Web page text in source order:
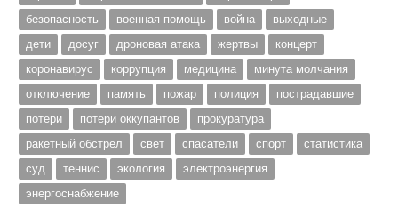
безопасность
военная помощь война
выходные
дети
досуг дроновая атака жертвы
концерт
коронавирус
коррупция медицина
минута молчания
отключение
память пожар полиция
пострадавшие
потери
потери оккупантов
прокуратура
ракетный обстрел
свет спасатели спорт
статистика
суд
теннис экология
электроэнергия
энергоснабжение